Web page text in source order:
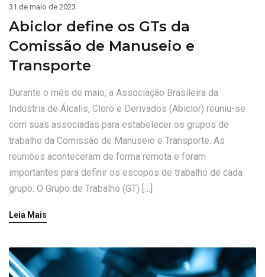
31 de maio de 2023
Abiclor define os GTs da
Comissão de Manuseio e
Transporte
Durante o mês de maio, a Associação Brasileira da
Indústria de Álcalis, Cloro e Derivados (Abiclor) reuniu-se
com suas associadas para estabelecer os grupos de
trabalho da Comissão de Manuseio e Transporte. As
reuniões aconteceram de forma remota e foram
importantes para definir os escopos de trabalho de cada
grupo. O Grupo de Trabalho (GT) […]
Leia Mais